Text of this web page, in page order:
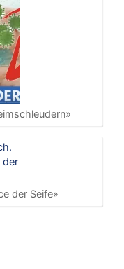
der Seife»